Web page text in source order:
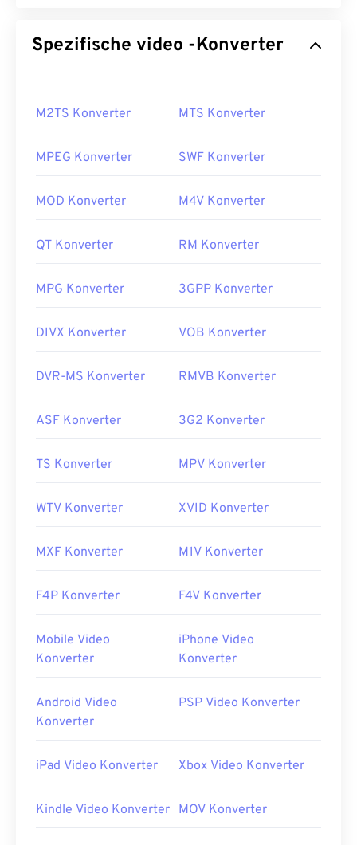
Spezifische video -Konverter
M2TS Konverter MTS Konverter
MPEG Konverter SWF Konverter
MOD Konverter M4V Konverter
QT Konverter RM Konverter
MPG Konverter 3GPP Konverter
DIVX Konverter VOB Konverter
DVR-MS Konverter RMVB Konverter
ASF Konverter 3G2 Konverter
TS Konverter MPV Konverter
WTV Konverter XVID Konverter
MXF Konverter M1V Konverter
F4P Konverter F4V Konverter
Mobile Video
Konverter
iPhone Video
Konverter
Android Video
Konverter
PSP Video Konverter
iPad Video Konverter Xbox Video Konverter
Kindle Video Konverter MOV Konverter